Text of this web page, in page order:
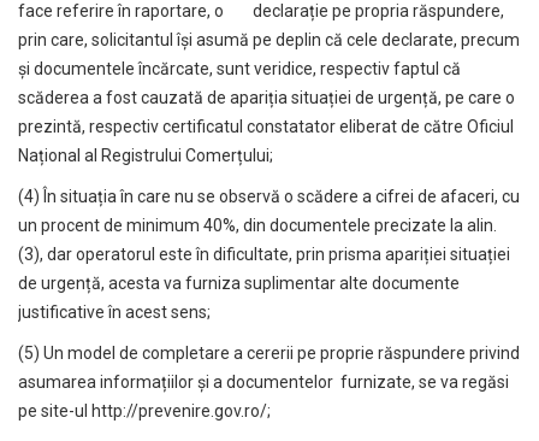
face referire în raportare, o declarație pe propria răspundere,
prin care, solicitantul își asumă pe deplin că cele declarate, precum
și documentele încărcate, sunt veridice, respectiv faptul că
scăderea a fost cauzată de apariția situației de urgență, pe care o
prezintă, respectiv certificatul constatator eliberat de către Oficiul
Național al Registrului Comerțului;
(4) În situația în care nu se observă o scădere a cifrei de afaceri, cu
un procent de minimum 40%, din documentele precizate la alin.
(3), dar operatorul este în dificultate, prin prisma apariției situației
de urgență, acesta va furniza suplimentar alte documente
justificative în acest sens;
(5) Un model de completare a cererii pe proprie răspundere privind
asumarea informațiilor și a documentelor furnizate, se va regăsi
pe site-ul http://prevenire.gov.ro/;